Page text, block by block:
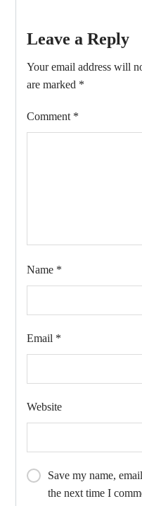
Leave a Reply
Your email address will
are marked *
Comment *
Name *
Email *
Website
Save my name,
the next time I